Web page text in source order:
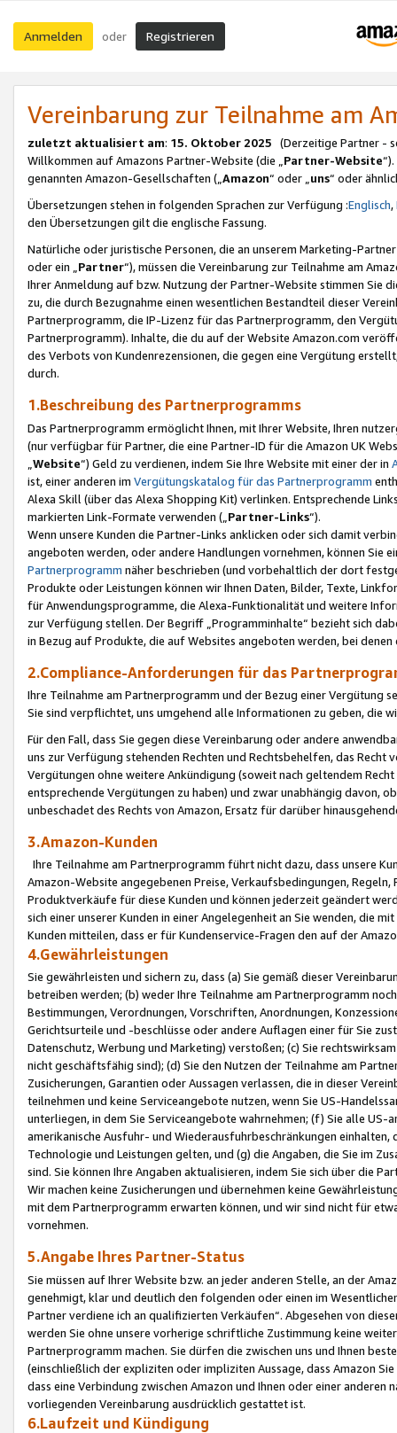
Anmelden oder Registrieren
Vereinbarung zur Teilnahme am
zuletzt aktualisiert am: 15. Oktober 2025 (Derzeitige Partner -
Willkommen auf Amazons Partner-Website (die „Partner-Website
genannten Amazon-Gesellschaften („Amazon“ oder „uns“ oder
Übersetzungen stehen in folgenden Sprachen zur Verfügung :Englisch,
den Übersetzungen gilt die englische Fassung.
Natürliche oder juristische Personen, die an unserem Marketing-
oder ein „Partner“), müssen die Vereinbarung zur Teilnahme am
Ihrer Anmeldung auf bzw. Nutzung der Partner-Website stimmen Sie
zu, die durch Bezugnahme einen wesentlichen Bestandteil dieser
Partnerprogramm, die IP-Lizenz für das Partnerprogramm, den
Partnerprogramm). Inhalte, die du auf der Website Amazon.com
des Verbots von Kundenrezensionen, die gegen eine Vergütung
durch.
1.Beschreibung des Partnerprogramms
Das Partnerprogramm ermöglicht Ihnen, mit Ihrer Website, Ihren
(nur verfügbar für Partner, die eine Partner-ID für die Amazon UK
Website“) Geld zu verdienen, indem Sie Ihre Website mit einer der in
ist, einer anderen im Vergütungskatalog für das Partnerprogramm
Alexa Skill (über das Alexa Shopping Kit) verlinken. Entsprechende
markierten Link-Formate verwenden („ Partner-Links“).
Wenn unsere Kunden die Partner-Links anklicken oder sich damit
angeboten werden, oder andere Handlungen vornehmen, können Sie
Partnerprogramm näher beschrieben (und vorbehaltlich der dort
Produkte oder Leistungen können wir Ihnen Daten, Bilder, Texte,
für Anwendungsprogramme, die Alexa-Funktionalität und weitere
zur Verfügung stellen. Der Begriff „Programminhalte“ bezieht sich
in Bezug auf Produkte, die auf Websites angeboten werden, bei
2.Compliance-Anforderungen für das
Ihre Teilnahme am Partnerprogramm und der Bezug einer Vergütung
Sie sind verpflichtet, uns umgehend alle Informationen zu geben, die
Für den Fall, dass Sie gegen diese Vereinbarung oder andere
uns zur Verfügung stehenden Rechten und Rechtsbehelfen, das
Vergütungen ohne weitere Ankündigung (soweit nach geltendem
entsprechende Vergütungen zu haben) und zwar unabhängig davon,
unbeschadet des Rechts von Amazon, Ersatz für darüber
3.Amazon-Kunden
Ihre Teilnahme am Partnerprogramm führt nicht dazu, dass unsere
Amazon-Website angegebenen Preise, Verkaufsbedingungen,
Produktverkäufe für diese Kunden und können jederzeit geändert
sich einer unserer Kunden in einer Angelegenheit an Sie wenden, die
Kunden mitteilen, dass er für Kundenservice-Fragen den auf der
4.Gewährleistungen
Sie gewährleisten und sichern zu, dass (a) Sie gemäß dieser
betreiben werden; (b) weder Ihre Teilnahme am Partnerprogramm
Bestimmungen, Verordnungen, Vorschriften, Anordnungen,
Gerichtsurteile und -beschlüsse oder andere Auflagen einer für Sie
Datenschutz, Werbung und Marketing) verstoßen; (c) Sie
nicht geschäftsfähig sind); (d) Sie den Nutzen der Teilnahme am
Zusicherungen, Garantien oder Aussagen verlassen, die in dieser
teilnehmen und keine Serviceangebote nutzen, wenn Sie US-
unterliegen, in dem Sie Serviceangebote wahrnehmen; (f) Sie alle
amerikanische Ausfuhr- und Wiederausfuhrbeschränkungen
Technologie und Leistungen gelten, und (g) die Angaben, die Sie im
sind. Sie können Ihre Angaben aktualisieren, indem Sie sich über die
Wir machen keine Zusicherungen und übernehmen keine
mit dem Partnerprogramm erwarten können, und wir sind nicht für
vornehmen.
5.Angabe Ihres Partner-Status
Sie müssen auf Ihrer Website bzw. an jeder anderen Stelle, an der
genehmigt, klar und deutlich den folgenden oder einen im
Partner verdiene ich an qualifizierten Verkäufen“. Abgesehen von
werden Sie ohne unsere vorherige schriftliche Zustimmung keine
Partnerprogramm machen. Sie dürfen die zwischen uns und Ihnen
(einschließlich der expliziten oder impliziten Aussage, dass Amazon
dass eine Verbindung zwischen Amazon und Ihnen oder einer
vorliegenden Vereinbarung ausdrücklich gestattet ist.
6.Laufzeit und Kündigung